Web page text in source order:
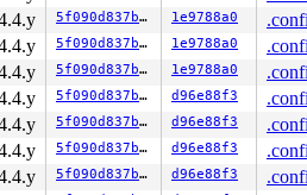
5f090d837b1f 1e9788a0
5f090d837b1f 1e9788a0
5f090d837b1f 1e9788a0
5f090d837b1f d96e88f3
5f090d837b1f d96e88f3
5f090d837b1f d96e88f3
5f090d837b1f d96e88f3